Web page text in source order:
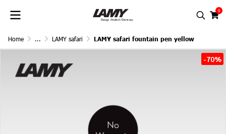
0
Home ... LAMY safari LAMY safari fountain pen yellow
-70%